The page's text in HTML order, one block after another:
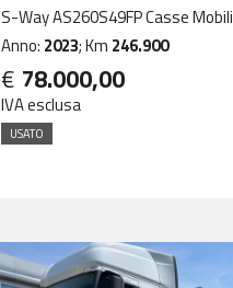
S-Way AS260S49FP Casse Mobili
Anno: 2023; Km 246.900
€ 78.000,00
IVA esclusa
USATO